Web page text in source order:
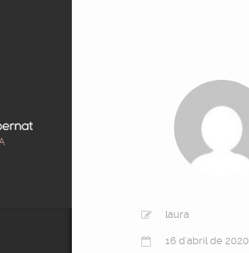
laura
16 d'abril de 2020